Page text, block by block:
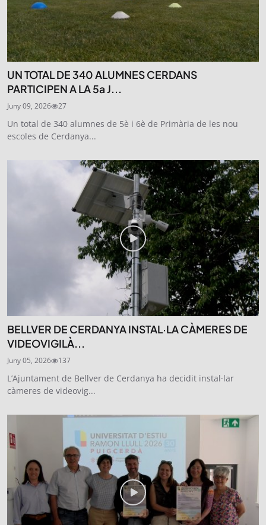
UN TOTAL DE 340 ALUMNES CERDANS
PARTICIPEN A LA 5a J...
Juny 09, 2026 27
Un total de 340 alumnes de 5è i 6è de Primària de les nou
escoles de Cerdanya...
BELLVER DE CERDANYA INSTAL·LA CÀMERES DE
VIDEOVIGILÀ...
Juny 05, 2026 137
L’Ajuntament de Bellver de Cerdanya ha decidit instal·lar
càmeres de videovig...